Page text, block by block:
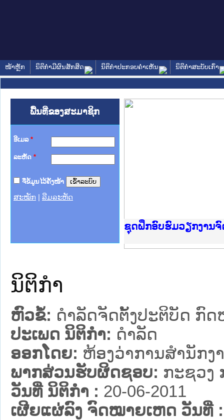
ໜ້າຫຼັກ ນິຕິກໍາມີຜົນສັກສິດ ນິຕິກໍາປະກອບຄໍາເຫັນ ນິຕິກໍາສະບັບເກົ່າ
ພື້ນທີ່ຂອງສະມາຊິກ
ອີເມລ *
ລະຫັດ *
ຈື່ຂໍ້ມູນໄວ້ຄັ້ງໜ້າ
ສະໝັກ ລືມລະຫັດ
ທຳແຫ່ງຊາດ
ຊຸດຝຶກອົບຮົມວຽກງານ
ກາງ
ກໃຕ້
ນຕຳຫຼວດປະຊາຊົນ
ສັນຕິບານປະຊາຊົນ
ກເໜືອ
ຊາຊົນ ພາກກາງ
ນິຕິກໍາ
ຫົວຂໍ້: ດຳລັດຈັດຕັ້ງປະຕິບັດ ກົ
ປະເພດ ນິຕິກໍາ: ດໍາລັດ
ອອກໂດຍ: ຫ້ອງວ່າການສຳນັກ
ພາກສ່ວນຮັບຜິດຊອບ: ກະຊວງ
ວັນທີ່ ນິຕິກໍາ : 20-06-2011
ເຜີຍແຜ່ລົງ ຈົດໝາຍເຫດ ວັນທີ່ :